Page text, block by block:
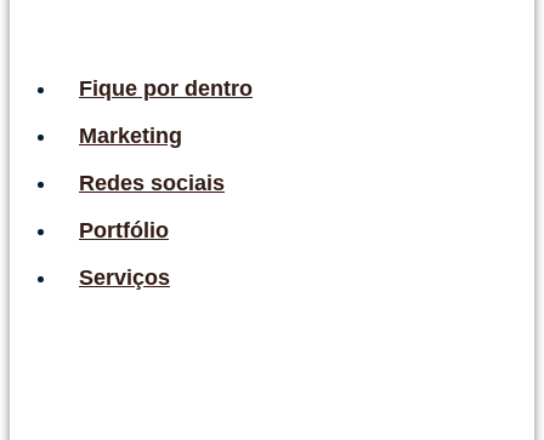
Fique por dentro
Marketing
Redes sociais
Portfólio
Serviços